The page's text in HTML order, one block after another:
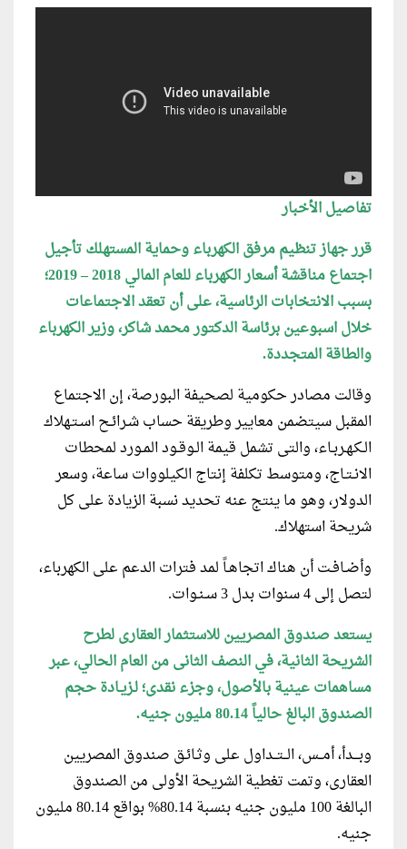
تفاصيل الأخبار
قرر جهاز تنظيم مرفق الكهرباء وحماية المستهلك تأجيل
اجتماع مناقشة أسعار الكهرباء للعام المالي 2018 – 2019؛
بسبب الانتخابات الرئاسية، على أن تعقد الاجتماعات
خلال اسبوعين برئاسة الدكتور محمد شاكر، وزير الكهرباء
والطاقة المتجددة.
وقالت مصادر حكومية لصحيفة البورصة، إن الاجتماع
المقبل سيتضمن معايير وطريقة حساب شـرائـح اسـتـهلاك
الـكـهـربـاء، والتى تشمل قيمة الـوقـود المـورد لمحطات
الانـتـاج، ومتوسط تكلفة إنتاج الكيلووات ساعة، وسعر
الدولار، وهو ما ينتج عنه تحديد نسبة الزيادة على كل
شريحة استهلاك.
وأضـافـت أن هناك اتجاهـاً لمد فترات الدعم على الكهرباء،
لتصل إلى 4 سنوات بدل 3 سـنـوات.
يستعد صندوق المصريين للاستثمار العقارى لطرح
الشريحة الثانية، في النصف الثانى من العام الحالي، عبر
مساهمات عينية بالأصول، وجزء نقدى؛ لـزيـادة حجم
الصندوق البالغ حالياً 80.14 مليون جنيه.
وبـــدأ، أمــس، الــتــداول على وثـائـق صندوق المصريين
العقارى، وتمت تغطية الشريحة الأولى من الصندوق
البالغة 100 مليون جنيه بنسبة 80.14% بواقع 80.14 مليون
جنيه.